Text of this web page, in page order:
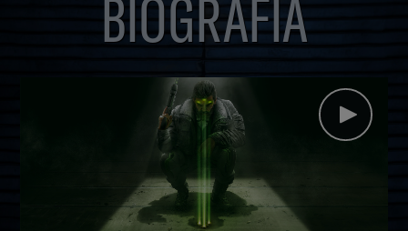
BIOGRAFÍA